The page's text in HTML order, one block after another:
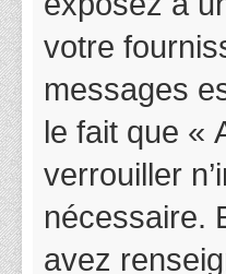
votre
messages
le fait que «
verrouiller
nécessaire.
avez